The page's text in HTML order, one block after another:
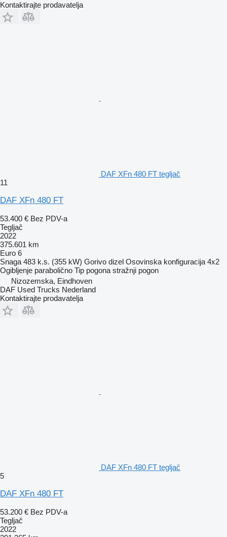
Kontaktirajte prodavatelja
DAF XFn 480 FT tegljač
11
DAF XFn 480 FT
53.400 € Bez PDV-a
Tegljač
2022
375.601 km
Euro 6
Snaga 483 k.s. (355 kW) Gorivo dizel Osovinska konfiguracija 4x2
Ogibljenje parabolično Tip pogona stražnji pogon
Nizozemska, Eindhoven
DAF Used Trucks Nederland
Kontaktirajte prodavatelja
DAF XFn 480 FT tegljač
5
DAF XFn 480 FT
53.200 € Bez PDV-a
Tegljač
2022